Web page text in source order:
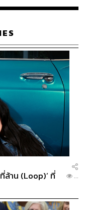
Wellness จะ
นไทยทั้งบุคลากร
ทย์กว่าการออกไป
news/2025112
th/analysis/k-soci
surgery-IAO147
WEALTH
ช้งานอยู่แล้วได้เลย
ล้าน (Loop)’ ที่
...